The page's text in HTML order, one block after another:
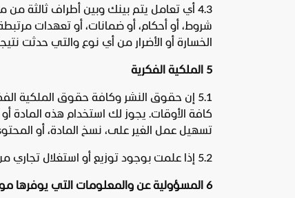
4.3 أي تعامل يتم بينك وبين أطراف
شروط، أو أحكام، أو ضمانات، أو تعهدات مرتبطة
الخسارة أو الأضرار من أي نوع والتي حدثت
5 الملكية الفكرية
5.1 إن حقوق النشر وكافة حقوق الملكية
كافة الأوقات. يجوز لك استخدام هذه
تسهيل عمل الغير على، نسخ المادة، أو
5.2 إذا علمت بوجود توزيع أو استغلال تجاري من أي نوع، فأنت توافق على إعلامنا بذلك مباشرة.
6 المسؤولية عن والمعلومات التي يوفرها موقع المشهد